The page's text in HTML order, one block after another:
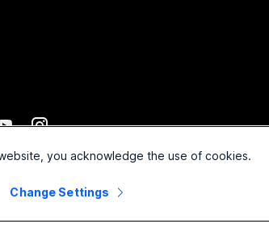
련 제휴. All rights reserved.
you acknowledge the use of cookies.
Change Settings